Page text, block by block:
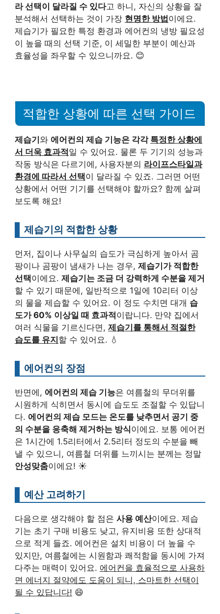
라 선택이 달라질 수 있다고 하니, 자신의 상황을 잘
분석해서 선택하는 것이 가장 현명한 방법 이에요.
제습기가 필요한 특정 환경과 에어컨의 냉방 필요성
이 높을 때의 선택 기준, 이 세밀한 부분이 예산과
효율성을 좌우할 수 있으니까요. 😊
적합한 상황에 따른 선택 가이드
제습기 와 에어컨의 제습 기능은 각각 특정한 상황에
서 더욱 효과적 일 수 있어요. 물론 두 기기의 성능과
작동 방식은 다르기에, 사용자분의 라이프스타일과
환경에 따라서 선택이 달라질 수 있죠. 그러면 어떤
상황에서 어떤 기기를 선택해야 할까요? 함께 살펴
보도록 해요!
제습기의 적합한 상황
먼저, 집이나 사무실의 습도가 극심하게 높아서 곰
팡이나 곰팡이 냄새가 나는 경우, 제습기가 적합한
선택이에요. 제습기는 조금 더 강력하게 수분을 제거
할 수 있기 때문에, 일반적으로 1일에 10리터 이상
의 물을 제습할 수 있어요. 이 정도 수치면 대개 습
도가 60% 이상일 때 효과적 이랍니다. 만약 집에서
여러 식물을 기르신다면, 제습기를 통해서 적절한
습도를 유지 할 수 있어요. 💧
에어컨의 장점
반면에, 에어컨의 제습 기능은 여름철의 무더위를
시원하게 식히면서 동시에 습도도 조절할 수 있답니
다. 에어컨의 제습 모드는 온도를 낮추면서 공기 중
의 수분을 응축해 제거하는 방식이에요. 보통 에어컨
은 1시간에 1.5리터에서 2.5리터 정도의 수분을 빼
낼 수 있으니, 여름철 더위를 느끼시는 분께는 정말
안성맞춤이에요! ☀️
예산 고려하기
다음으로 생각해야 할 점은 사용 예산이에요. 제습
기는 초기 구매 비용도 낮고, 유지비용 또한 상대적
으로 적게 들죠. 에어컨은 설치 비용이 더 높을 수
있지만, 여름철에는 시원함과 쾌적함을 동시에 가져
다주는 매력이 있어요. 에어컨을 효율적으로 사용하
면 에너지 절약에도 도움이 되니, 스마트한 선택이
될 수 있답니다! 😄